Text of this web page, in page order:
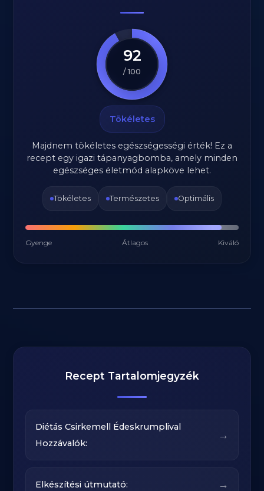
92
/ 100
Tökéletes
Majdnem tökéletes egészségességi érték! Ez a
recept egy igazi tápanyagbomba, amely minden
egészséges életmód alapköve lehet.
Tökéletes Természetes Optimális
Gyenge Átlagos Kiváló
Recept Tartalomjegyzék
Diétás Csirkemell Édeskrumplival
Hozzávalók:
→
Elkészítési útmutató:‍ →